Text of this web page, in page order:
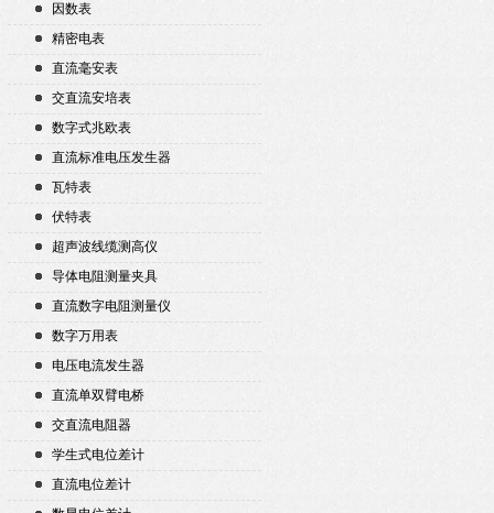
因数表
精密电表
直流毫安表
交直流安培表
数字式兆欧表
直流标准电压发生器
瓦特表
伏特表
超声波线缆测高仪
导体电阻测量夹具
直流数字电阻测量仪
数字万用表
电压电流发生器
直流单双臂电桥
交直流电阻器
学生式电位差计
直流电位差计